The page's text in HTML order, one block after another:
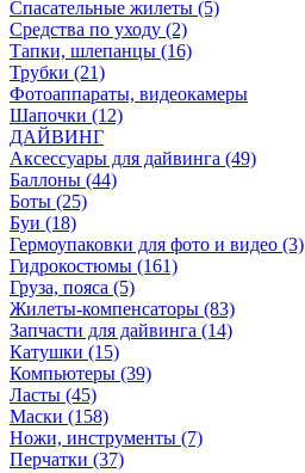
Спасательные жилеты (5)
Средства по уходу (2)
Тапки, шлепанцы (16)
Трубки (21)
Фотоаппараты, видеокамеры
Шапочки (12)
ДАЙВИНГ
Аксессуары для дайвинга (49)
Баллоны (44)
Боты (25)
Буи (18)
Гермоупаковки для фото и видео (3)
Гидрокостюмы (161)
Груза, пояса (5)
Жилеты-компенсаторы (83)
Запчасти для дайвинга (14)
Катушки (15)
Компьютеры (39)
Ласты (45)
Маски (158)
Ножи, инструменты (7)
Перчатки (37)